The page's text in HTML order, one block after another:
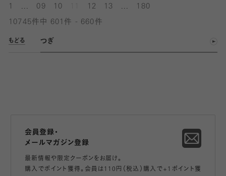
09 10 12 13 180
10745件中 601件 - 660件
もどる つぎ
会員登録・
メールマガジン登録
最新情報や限定クーポンをお届け。
購入でポイント獲得。会員は110円（税込）購入で+1ポイント獲